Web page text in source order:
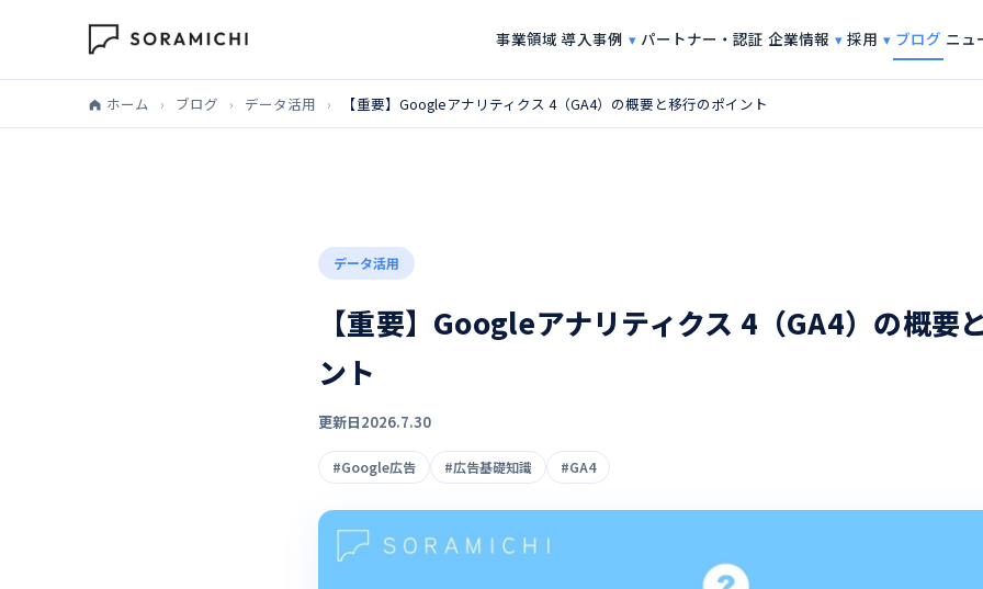
事業領域 導入事例 パートナー・認証 企業情報 採用 ブログ ニュ
ホーム › ブログ › データ活用 › 【重要】Googleアナリティクス 4（GA4）の概要と移行のポイント
データ活用
【重要】Googleアナリティクス 4（GA4）の概要
ント
更新日2026.7.30
#Google広告 #広告基礎知識 #GA4